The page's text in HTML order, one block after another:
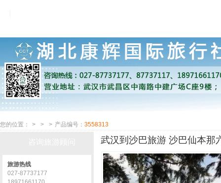
您的位置： > > > 产品编号： 3558313
武汉到沙巴旅游 沙巴仙本那
旅游热线
027-87737177